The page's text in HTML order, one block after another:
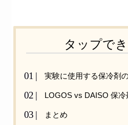
タップで
実験に使用する保冷剤
LOGOS vs DAISO 保
まとめ